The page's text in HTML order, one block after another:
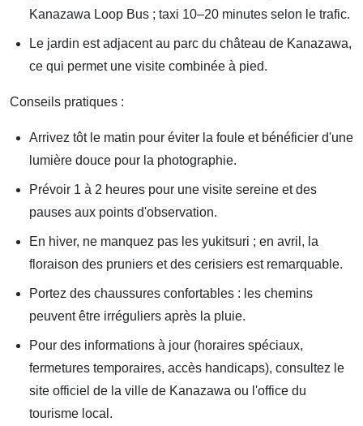
Kanazawa Loop Bus ; taxi 10–20 minutes selon le trafic.
Le jardin est adjacent au parc du château de Kanazawa,
ce qui permet une visite combinée à pied.
Conseils pratiques :
Arrivez tôt le matin pour éviter la foule et bénéficier d'une
lumière douce pour la photographie.
Prévoir 1 à 2 heures pour une visite sereine et des
pauses aux points d'observation.
En hiver, ne manquez pas les yukitsuri ; en avril, la
floraison des pruniers et des cerisiers est remarquable.
Portez des chaussures confortables : les chemins
peuvent être irréguliers après la pluie.
Pour des informations à jour (horaires spéciaux,
fermetures temporaires, accès handicaps), consultez le
site officiel de la ville de Kanazawa ou l'office du
tourisme local.